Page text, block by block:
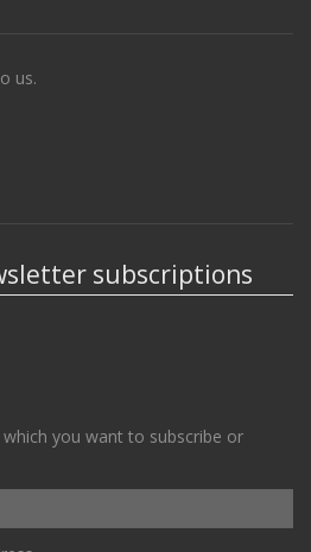
us.
subscriptions
you want to subscribe or